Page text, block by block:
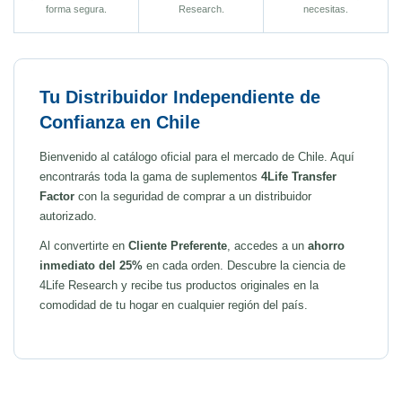
forma segura.
Research.
necesitas.
Tu Distribuidor Independiente de
Confianza en Chile
Bienvenido al catálogo oficial para el mercado de Chile. Aquí
encontrarás toda la gama de suplementos 4Life Transfer
Factor con la seguridad de comprar a un distribuidor
autorizado.
Al convertirte en Cliente Preferente, accedes a un ahorro
inmediato del 25% en cada orden. Descubre la ciencia de
4Life Research y recibe tus productos originales en la
comodidad de tu hogar en cualquier región del país.